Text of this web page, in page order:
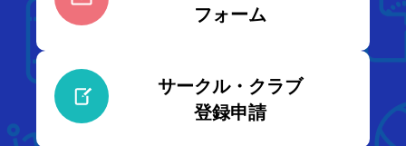
フォーム
サークル・クラブ
登録申請